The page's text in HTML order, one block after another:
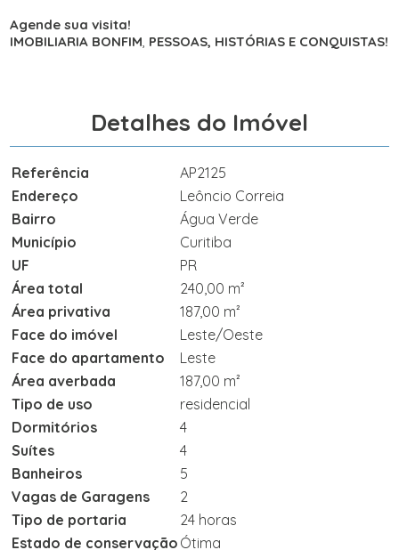
Agende sua visita!
IMOBILIARIA BONFIM, PESSOAS, HISTÓRIAS E CONQUISTAS!
Detalhes do Imóvel
Referência
AP2125
Endereço
Leôncio Correia
Bairro
Água Verde
Município
Curitiba
UF
PR
Área total
240,00 m²
Área privativa
187,00 m²
Face do imóvel
Leste/Oeste
Face do apartamento
Leste
Área averbada
187,00 m²
Tipo de uso
residencial
Dormitórios
4
Suítes
4
Banheiros
5
Vagas de Garagens
2
Tipo de portaria
24 horas
Estado de conservação Ótima